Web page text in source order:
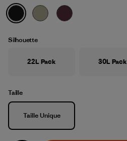
Black w/Black
Silhouette
22L Pack 30L Pack
Taille
Taille
Taille Unique